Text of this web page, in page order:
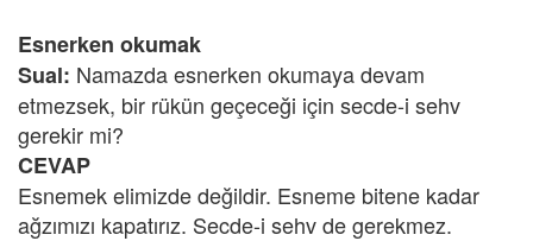
Esnerken okumak
Sual: Namazda esnerken okumaya devam
etmezsek, bir rükün geçeceği için secde-i sehv
gerekir mi?
CEVAP
Esnemek elimizde değildir. Esneme bitene kadar
ağzımızı kapatırız. Secde-i sehv de gerekmez.